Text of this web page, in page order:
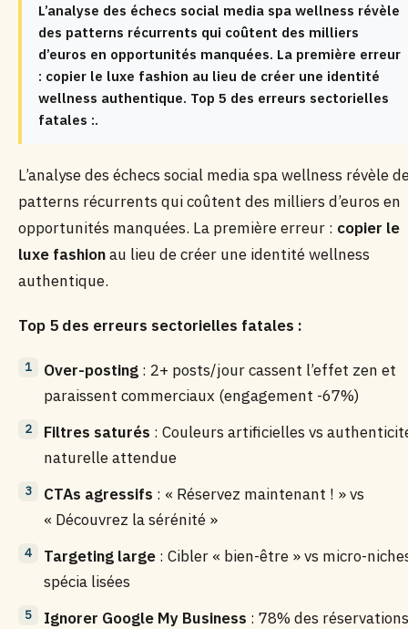
L’analyse des échecs social media spa wellness révèle
des patterns récurrents qui coûtent des milliers
d’euros en opportunités manquées. La première erreur
: copier le luxe fashion au lieu de créer une identité
wellness authentique. Top 5 des erreurs sectorielles
fatales :.
L’analyse des échecs social media spa wellness révèle
patterns récurrents qui coûtent des milliers d’euros en
opportunités manquées. La première erreur : copier le
luxe fashionau lieu de créer une identité wellness
authentique.
Top 5 des erreurs sectorielles fatales :
Over-posting : 2+ posts/jour cassent l’effet zen et
paraissent commerciaux (engagement -67%)
Filtres saturés : Couleurs artificielles vs
naturelle attendue
CTAs agressifs : « Réservez maintenant ! » vs
« Découvrez la sérénité »
Targeting large : Cibler « bien-être » vs micro-
spécia lisées
Ignorer Google My Business : 78% des réservations